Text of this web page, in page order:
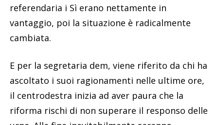
referendaria i Sì erano nettamente in
vantaggio, poi la situazione è radicalmente
cambiata.
E per la segretaria dem, viene riferito da chi ha
ascoltato i suoi ragionamenti nelle ultime ore,
il centrodestra inizia ad aver paura che la
riforma rischi di non superare il responso delle